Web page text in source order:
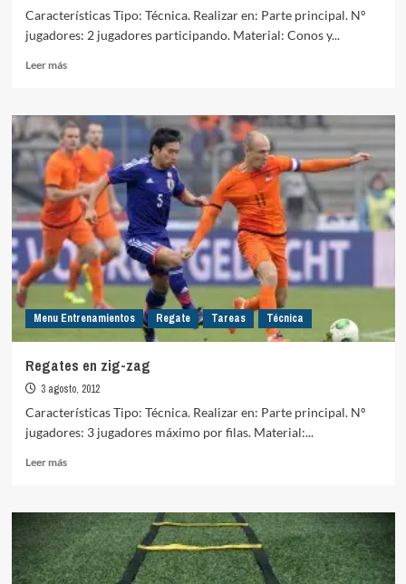
Características Tipo: Técnica. Realizar en: Parte principal. Nº
jugadores: 2 jugadores participando. Material: Conos y...
Leer másLeer
Regates
por
parejas
Menu Entrenamientos Regate Tareas Técnica
Regates en zig-zag
3 agosto, 2012
Características Tipo: Técnica. Realizar en: Parte principal. Nº
jugadores: 3 jugadores máximo por filas. Material:...
Leer másLeer
Regates
en
zig-
zag